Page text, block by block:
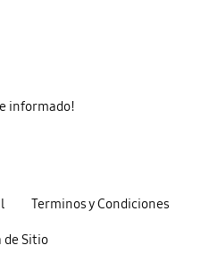
Terminos y Condiciones
de Sitio
informado!